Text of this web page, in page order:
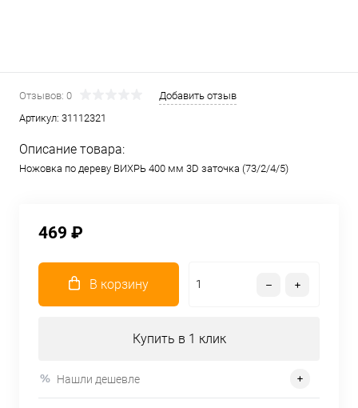
Отзывов: 0
Добавить отзыв
Артикул: 31112321
Описание товара:
Ножовка по дереву ВИХРЬ 400 мм 3D заточка (73/2/4/5)
469 ₽
В корзину
Купить в 1 клик
Нашли дешевле